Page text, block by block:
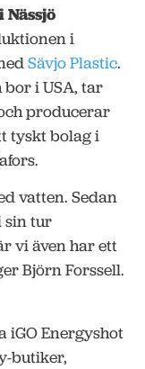
i
Sävjo Plastic.
bor i USA, tar
producerar
tyskt bolag i
vatten. Sedan
sin tur
vi även har ett
Björn Forssell.
iGO Energyshot
butiker,